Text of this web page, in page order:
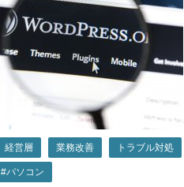
経営層 業務改善 トラブル対処
#パソコン